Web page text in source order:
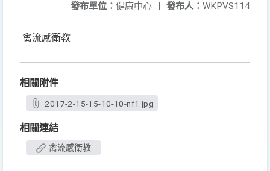
發布人： WKPVS114
發布單位： 健康中心 |
禽流感衛教
相關附件
2017-2-15-15-10-10-nf1.jpg
相關連結
禽流感衛教